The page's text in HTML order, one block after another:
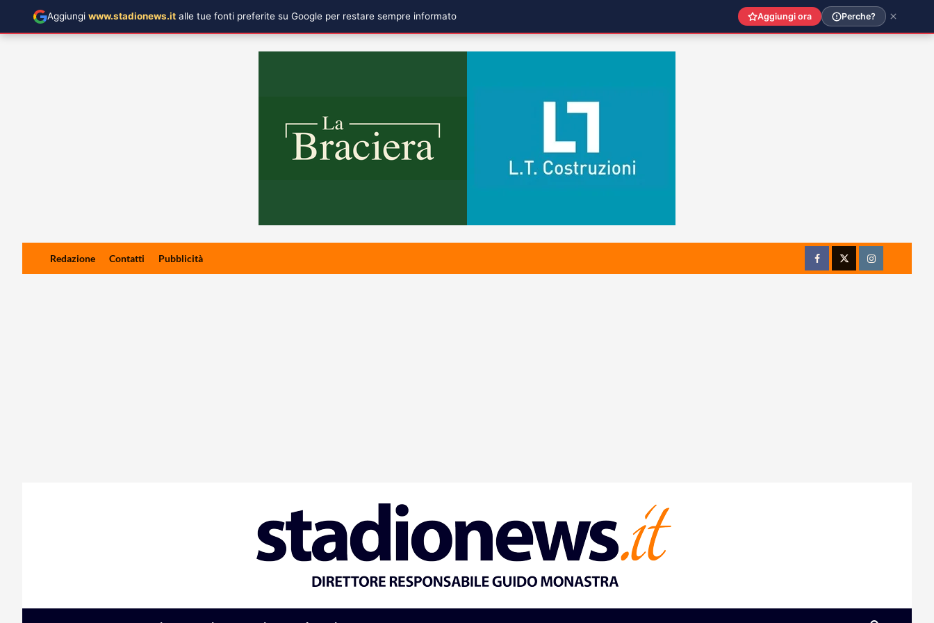
Redazione Contatti Pubblicità
FacebookTwitterInstagram
Aggiungi www.stadionews.it alle tue fonti preferite su Google per restare sempre informato Aggiungi ora Perche?